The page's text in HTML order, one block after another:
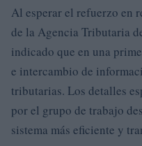
Al esperar el refuerzo en
de la Agencia Tributaria
indicado que en una
e intercambio de
tributarias. Los detalles
por el grupo de trabajo
sistema más eficiente y